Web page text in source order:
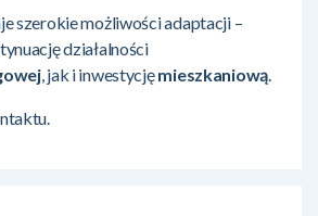
szerokie możliwości adaptacji –
działalności
, jak i inwestycjęmieszkaniową.